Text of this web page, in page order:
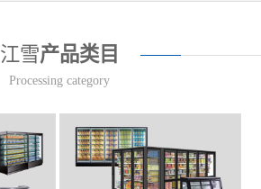
江雪产品类目
Processing category